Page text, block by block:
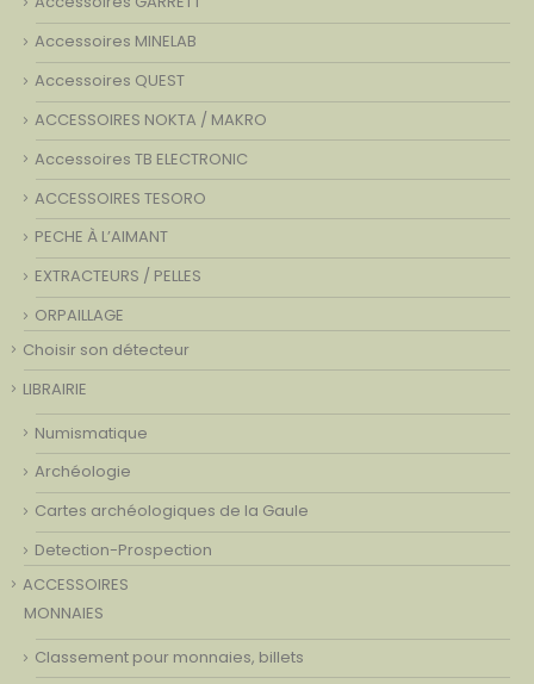
Accessoires MINELAB
Accessoires QUEST
ACCESSOIRES NOKTA / MAKRO
Accessoires TB ELECTRONIC
ACCESSOIRES TESORO
PECHE À L’AIMANT
EXTRACTEURS / PELLES
ORPAILLAGE
Choisir son détecteur
LIBRAIRIE
Numismatique
Archéologie
Cartes archéologiques de la Gaule
Detection-Prospection
ACCESSOIRES
MONNAIES
Classement pour monnaies, billets